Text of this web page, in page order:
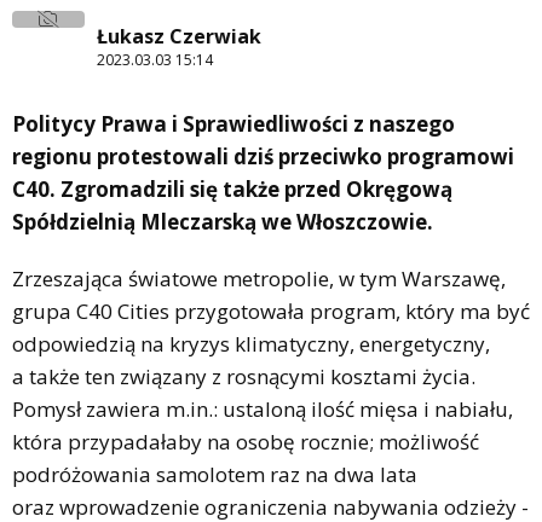
Łukasz Czerwiak
2023.03.03 15:14
Politycy Prawa i Sprawiedliwości z naszego
regionu protestowali dziś przeciwko programowi
C40. Zgromadzili się także przed Okręgową
Spółdzielnią Mleczarską we Włoszczowie.
Zrzeszająca światowe metropolie, w tym Warszawę,
grupa C40 Cities przygotowała program, który ma być
odpowiedzią na kryzys klimatyczny, energetyczny,
a także ten związany z rosnącymi kosztami życia.
Pomysł zawiera m.in.: ustaloną ilość mięsa i nabiału,
która przypadałaby na osobę rocznie; możliwość
podróżowania samolotem raz na dwa lata
oraz wprowadzenie ograniczenia nabywania odzieży -